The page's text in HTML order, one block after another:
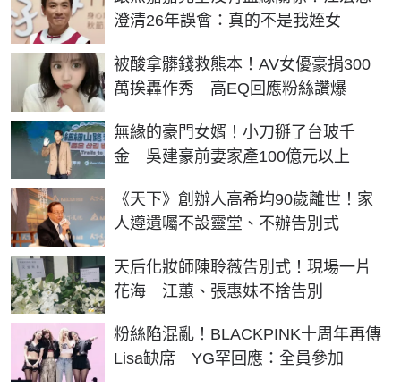
澄清26年誤會：真的不是我姪女
被酸拿髒錢救熊本！AV女優豪捐300
萬挨轟作秀 高EQ回應粉絲讚爆
無緣的豪門女婿！小刀掰了台玻千
金 吳建豪前妻家產100億元以上
《天下》創辦人高希均90歲離世！家
人遵遺囑不設靈堂、不辦告別式
天后化妝師陳聆薇告別式！現場一片
花海 江蕙、張惠妹不捨告別
粉絲陷混亂！BLACKPINK十周年再傳
Lisa缺席 YG罕回應：全員參加